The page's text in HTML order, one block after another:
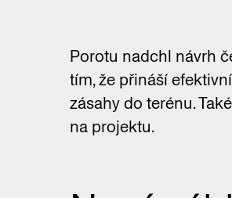
Porotu nadchl návrh
tím, že přináší
zásahy do terénu.
na projektu.